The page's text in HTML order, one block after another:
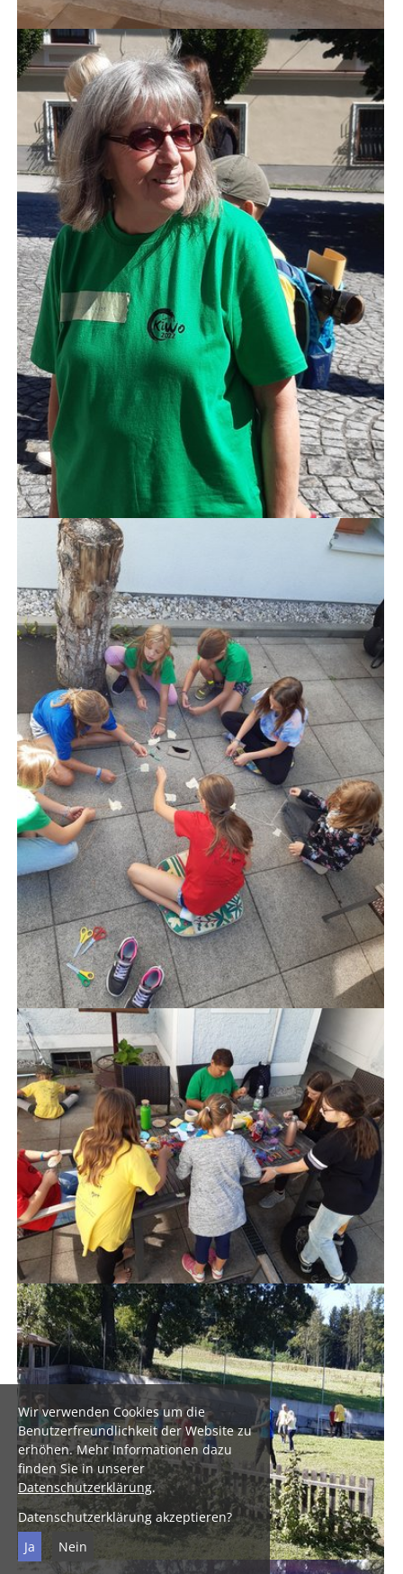
Wir verwenden Cookies um die
Benutzerfreundlichkeit der Website zu
erhöhen. Mehr Informationen dazu
finden Sie in unserer
Datenschutzerklärung.
Datenschutzerklärung akzeptieren?
Ja
Nein